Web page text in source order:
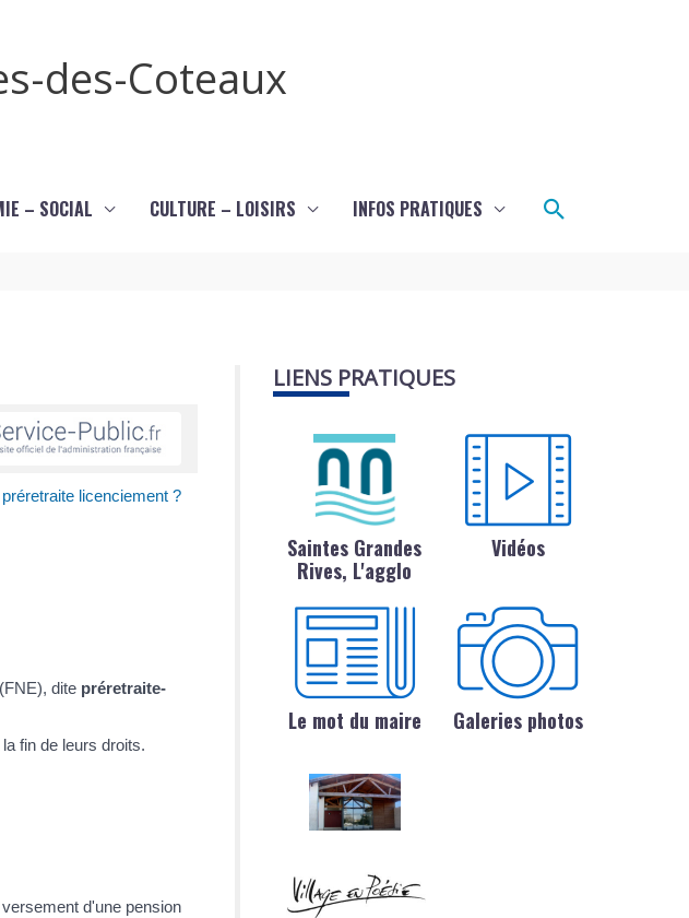
des-Coteaux
– SOCIAL CULTURE – LOISIRS INFOS PRATIQUES Rechercher
licenciement ?
dite préretraite-
fin de leurs droits.
d'une pension
LIENS PRATIQUES
Saintes Grandes
Rives, L'agglo
Vidéos
Le mot du maire Galeries photos